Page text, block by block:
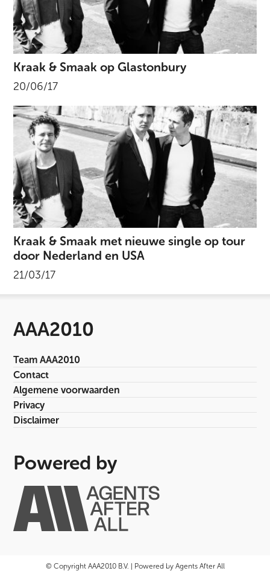
Kraak & Smaak op Glastonbury
20/06/17
Kraak & Smaak met nieuwe single op tour
door Nederland en USA
21/03/17
AAA2010
Team AAA2010
Contact
Algemene voorwaarden
Privacy
Disclaimer
Powered by
© Copyright AAA2010 B.V. | Powered by Agents After All